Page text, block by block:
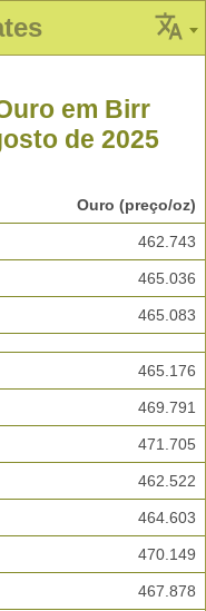
em Birr
de 2025
Ouro (preço/oz)
462.743
465.036
465.083
465.176
469.791
471.705
462.522
464.603
470.149
467.878